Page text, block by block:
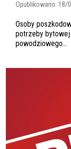
Opublikowano: 18/
Osoby
potrzeby bytowej
powodziowego...